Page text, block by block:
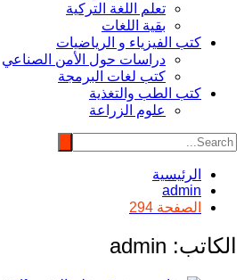
تعلم اللغة التركية
بقية اللغات
كتب الفيزياء و الرياضيات
دراسات حول الأمن الصناعي
كتب لغات البرمجة
كتب الطب والتغذية
علوم الزراعة
الرئيسية
admin
الصفحة 294
الكاتب: admin